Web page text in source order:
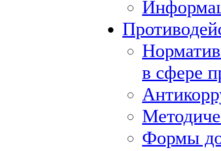
в сфере
Формы